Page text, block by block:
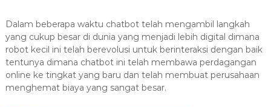
n
A
p
l
i
i
o
n
s
Dalam beberapa waktu chatbot telah mengambil langkah
yang cukup besar di dunia yang menjadi lebih digital dimana
robot kecil ini telah berevolusi untuk berinteraksi dengan baik
tentunya dimana chatbot ini telah membawa perdagangan
online ke tingkat yang baru dan telah membuat perusahaan
menghemat biaya yang sangat besar.